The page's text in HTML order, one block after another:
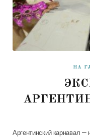
НА
Аргентинский карнавал